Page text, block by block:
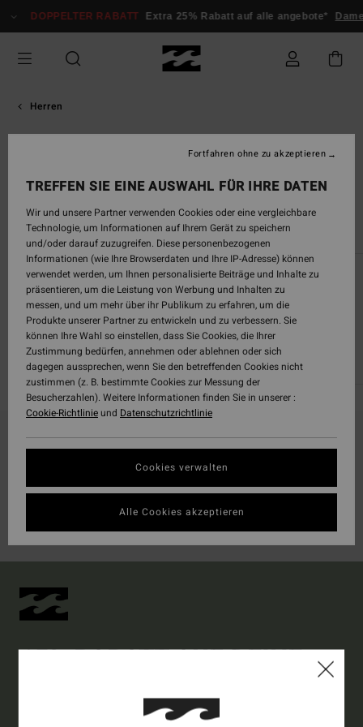
DOPPELTER RABATT Extra 25% Rabatt auf alle angebote*
Herren
Billabong Neueste Angebote,
Rabatte & Aktionen
Billabong Sonderangebote & Rabatte
nur für kurze Zeit Rabatte auf unsere Herren- und Surf-Kollektionen. Ob
Sie nach einem neuen trendigen Outfit oder einem lässigen
Wochenendlook suchen, Sie werden sicher etwas finden, das Ihnen
gefällt.
Black Friday
Profitiere von exklusiven Angeboten am Black Friday
von Billabong. Entdecke eine große Auswahl an Surf-
und Lifestyleprodukten, perfekt für dein nächsten
Abenteuer.
15% RABATT AUF DEINE
TREFFEN SIE EINE AUSWAHL FÜR IHRE DATEN
Wir und unsere Partner verwenden Cookies oder eine vergleichbare
Technologie, um Informationen auf Ihrem Gerät zu speichern
und/oder darauf zuzugreifen. Diese personenbezogenen
Informationen (wie Ihre Browserdaten und Ihre IP-Adresse) können
verwendet werden, um Ihnen personalisierte Beiträge und Inhalte zu
präsentieren, um die Leistung von Werbung und Inhalten zu
messen, und um mehr über ihr Publikum zu erfahren, um die
Produkte unserer Partner zu entwickeln und zu verbessern. Sie
können Ihre Wahl so einstellen, dass Sie Cookies, die Ihrer
Zustimmung bedürfen, annehmen oder ablehnen oder sich
dagegen aussprechen, wenn Sie den betreffenden Cookies nicht
zustimmen (z. B. bestimmte Cookies zur Messung der
Besucherzahlen). Weitere Informationen finden Sie in unserer :
Cookie-Richtlinieund Datenschutzrichtlinie
Cookies verwalten
Fortfahren ohne zu akzeptieren
Alle Cookies akzeptieren